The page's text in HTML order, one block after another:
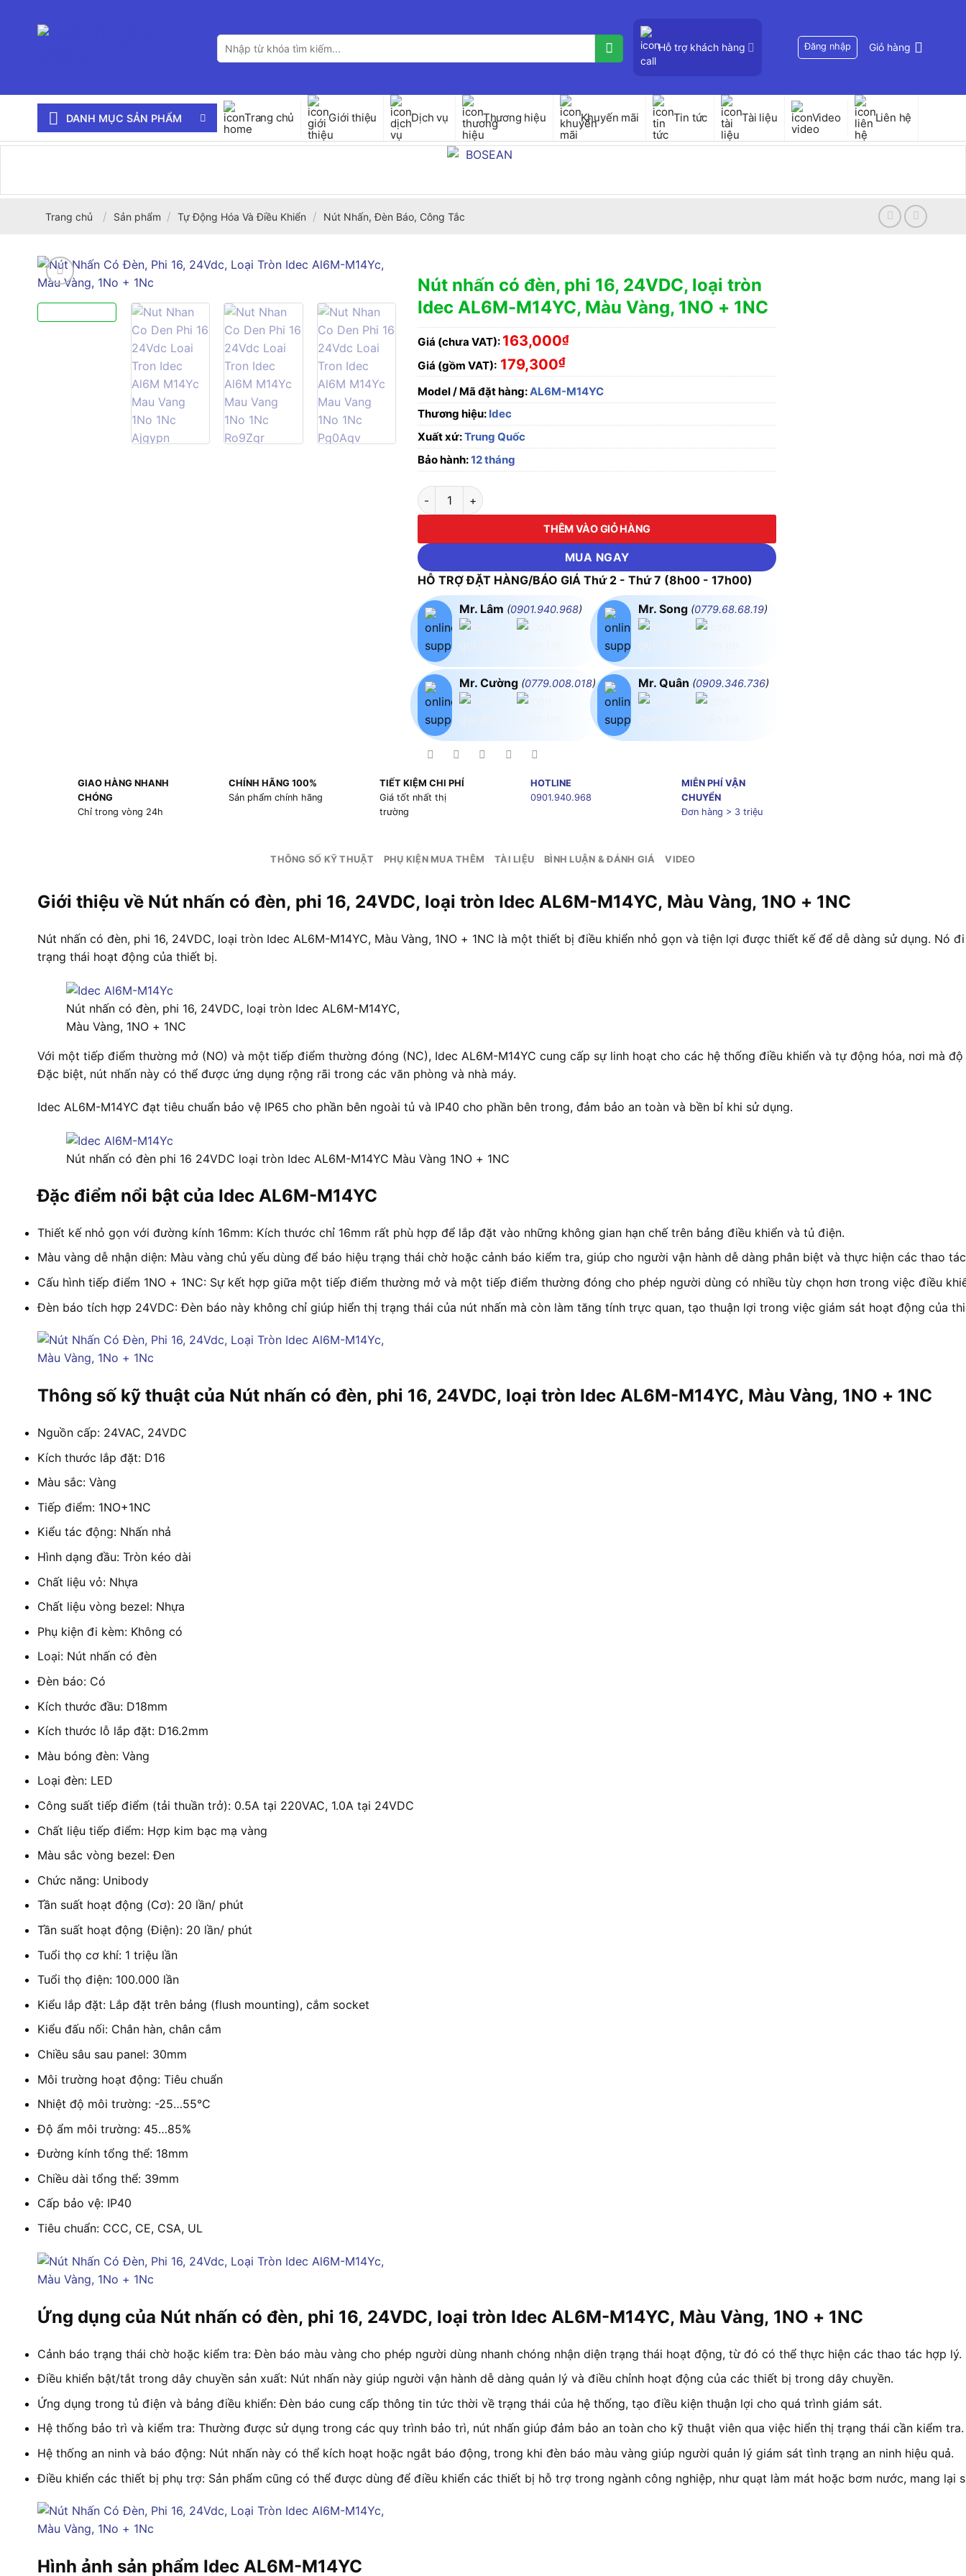
Tìm
kiếm:
Hỗ trợ khách hàng Đăng nhập Giỏ hàng
DANH MỤC SẢN PHẨM Trang chủ Giới thiệu Dịch vụ Thương hiệu Khuyến mãi Tin tức Tài liệu Video Liên hệ
Trang chủ / Sản phẩm / Tự Động Hóa Và Điều Khiển / Nút Nhấn, Đèn Báo, Công Tắc
Nút nhấn có đèn, phi 16, 24VDC, loại tròn
Idec AL6M-M14YC, Màu Vàng, 1NO + 1NC
Giá (chưa VAT): 163,000₫
Giá (gồm VAT): 179,300₫
Model / Mã đặt hàng:AL6M-M14YC
Thương hiệu: Idec
Xuất xứ:Trung Quốc
Bảo hành:12 tháng
Nút nhấn có đèn, phi 16, 24VDC, loại tròn Idec AL6M-M14YC, Màu Vàng, 1NO + 1NC số lượng
THÊM VÀO GIỎ HÀNG
MUA NGAY
HỖ TRỢ ĐẶT HÀNG/BÁO GIÁ Thứ 2 - Thứ 7 (8h00 - 17h00)
Mr. Lâm (0901.940.968)
Mr. Cường (0779.008.018)
Mr. Song (0779.68.68.19)
Mr. Quân (0909.346.736)
GIAO HÀNG NHANH
CHÓNG
Chỉ trong vòng 24h
CHÍNH HÃNG 100%
Sản phẩm chính hãng
TIẾT KIỆM CHI PHÍ
Giá tốt nhất thị
trường
HOTLINE
0901.940.968
MIỄN PHÍ VẬN
CHUYỂN
Đơn hàng > 3 triệu
THÔNG SỐ KỸ THUẬT PHỤ KIỆN MUA THÊM TÀI LIỆU BÌNH LUẬN & ĐÁNH GIÁ VIDEO
Giới thiệu về Nút nhấn có đèn, phi 16, 24VDC, loại tròn Idec AL6M-M14YC, Màu Vàng, 1NO + 1NC
Nút nhấn có đèn, phi 16, 24VDC, loại tròn Idec AL6M-M14YC, Màu Vàng, 1NO + 1NC là một thiết bị điều khiển nhỏ gọn và tiện lợi được thiết kế để dễ dàng sử dụng. Nó
trạng thái hoạt động của thiết bị.
Nút nhấn có đèn, phi 16, 24VDC, loại tròn Idec AL6M-M14YC,
Màu Vàng, 1NO + 1NC
Với một tiếp điểm thường mở (NO) và một tiếp điểm thường đóng (NC), Idec AL6M-M14YC cung cấp sự linh hoạt cho các hệ thống điều khiển và tự động hóa, nơi mà
Đặc biệt, nút nhấn này có thể được ứng dụng rộng rãi trong các văn phòng và nhà máy.
Idec AL6M-M14YC đạt tiêu chuẩn bảo vệ IP65 cho phần bên ngoài tủ và IP40 cho phần bên trong, đảm bảo an toàn và bền bỉ khi sử dụng.
Nút nhấn có đèn phi 16 24VDC loại tròn Idec AL6M-M14YC Màu Vàng 1NO + 1NC
Đặc điểm nổi bật của Idec AL6M-M14YC
Thiết kế nhỏ gọn với đường kính 16mm: Kích thước chỉ 16mm rất phù hợp để lắp đặt vào những không gian hạn chế trên bảng điều khiển và tủ điện.
Màu vàng dễ nhận diện: Màu vàng chủ yếu dùng để báo hiệu trạng thái chờ hoặc cảnh báo kiểm tra, giúp cho người vận hành dễ dàng phân biệt và thực hiện các thao
Cấu hình tiếp điểm 1NO + 1NC: Sự kết hợp giữa một tiếp điểm thường mở và một tiếp điểm thường đóng cho phép người dùng có nhiều tùy chọn hơn trong việc điều
Đèn báo tích hợp 24VDC: Đèn báo này không chỉ giúp hiển thị trạng thái của nút nhấn mà còn làm tăng tính trực quan, tạo thuận lợi trong việc giám sát hoạt động của
Thông số kỹ thuật của Nút nhấn có đèn, phi 16, 24VDC, loại tròn Idec AL6M-M14YC, Màu Vàng, 1NO + 1NC
Nguồn cấp: 24VAC, 24VDC
Kích thước lắp đặt: D16
Màu sắc: Vàng
Tiếp điểm: 1NO+1NC
Kiểu tác động: Nhấn nhả
Hình dạng đầu: Tròn kéo dài
Chất liệu vỏ: Nhựa
Chất liệu vòng bezel: Nhựa
Phụ kiện đi kèm: Không có
Loại: Nút nhấn có đèn
Đèn báo: Có
Kích thước đầu: D18mm
Kích thước lỗ lắp đặt: D16.2mm
Màu bóng đèn: Vàng
Loại đèn: LED
Công suất tiếp điểm (tải thuần trở): 0.5A tại 220VAC, 1.0A tại 24VDC
Chất liệu tiếp điểm: Hợp kim bạc mạ vàng
Màu sắc vòng bezel: Đen
Chức năng: Unibody
Tần suất hoạt động (Cơ): 20 lần/ phút
Tần suất hoạt động (Điện): 20 lần/ phút
Tuổi thọ cơ khí: 1 triệu lần
Tuổi thọ điện: 100.000 lần
Kiểu lắp đặt: Lắp đặt trên bảng (flush mounting), cắm socket
Kiểu đấu nối: Chân hàn, chân cắm
Chiều sâu sau panel: 30mm
Môi trường hoạt động: Tiêu chuẩn
Nhiệt độ môi trường: -25…55°C
Độ ẩm môi trường: 45…85%
Đường kính tổng thể: 18mm
Chiều dài tổng thể: 39mm
Cấp bảo vệ: IP40
Tiêu chuẩn: CCC, CE, CSA, UL
Ứng dụng của Nút nhấn có đèn, phi 16, 24VDC, loại tròn Idec AL6M-M14YC, Màu Vàng, 1NO + 1NC
Cảnh báo trạng thái chờ hoặc kiểm tra: Đèn báo màu vàng cho phép người dùng nhanh chóng nhận diện trạng thái hoạt động, từ đó có thể thực hiện các thao tác hợp lý.
Điều khiển bật/tắt trong dây chuyền sản xuất: Nút nhấn này giúp người vận hành dễ dàng quản lý và điều chỉnh hoạt động của các thiết bị trong dây chuyền.
Ứng dụng trong tủ điện và bảng điều khiển: Đèn báo cung cấp thông tin tức thời về trạng thái của hệ thống, tạo điều kiện thuận lợi cho quá trình giám sát.
Hệ thống bảo trì và kiểm tra: Thường được sử dụng trong các quy trình bảo trì, nút nhấn giúp đảm bảo an toàn cho kỹ thuật viên qua việc hiển thị trạng thái cần kiểm tra.
Hệ thống an ninh và báo động: Nút nhấn này có thể kích hoạt hoặc ngắt báo động, trong khi đèn báo màu vàng giúp người quản lý giám sát tình trạng an ninh hiệu quả.
Điều khiển các thiết bị phụ trợ: Sản phẩm cũng có thể được dùng để điều khiển các thiết bị hỗ trợ trong ngành công nghiệp, như quạt làm mát hoặc bơm nước, mang lại
Hình ảnh sản phẩm Idec AL6M-M14YC